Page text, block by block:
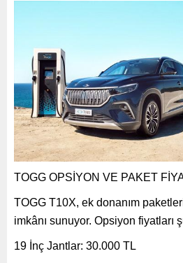
TOGG OPSİYON VE PAKET
TOGG T10X, ek donanım
imkânı sunuyor. Opsiyon fiyatları
19 İnç Jantlar: 30.000 TL